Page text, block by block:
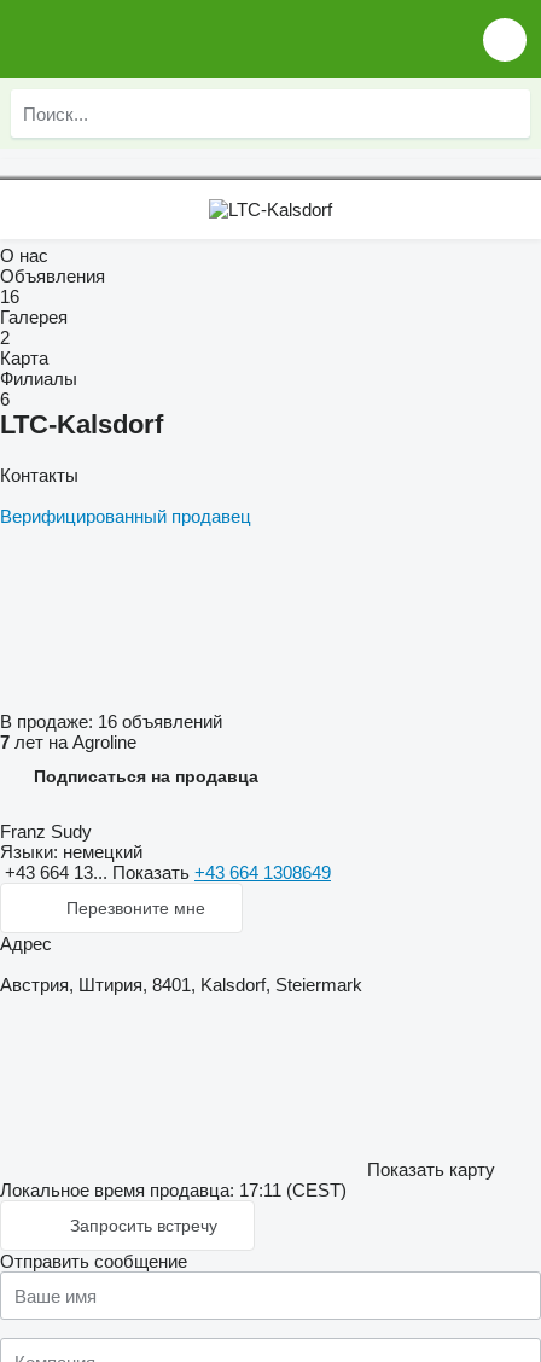
О нас
Объявления
16
Галерея
2
Карта
Филиалы
6
LTC-Kalsdorf
Контакты
Верифицированный продавец
В продаже: 16 объявлений
7 лет на Agroline
Подписаться на продавца
Franz Sudy
Языки: немецкий
+43 664 13... Показать +43 664 1308649
Перезвоните мне
Адрес
Австрия, Штирия, 8401, Kalsdorf, Steiermark
Показать карту
Локальное время продавца: 17:11 (CEST)
Запросить встречу
Отправить сообщение